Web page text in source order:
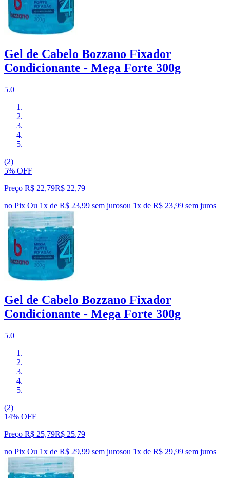
Gel de Cabelo Bozzano Fixador
Condicionante - Mega Forte 300g
5.0
(2)
5% OFF
Preço R$ 22,79R$ 22,79
no Pix Ou 1x de R$ 23,99 sem jurosou 1x de R$ 23,99 sem juros
Gel de Cabelo Bozzano Fixador
Condicionante - Mega Forte 300g
5.0
(2)
14% OFF
Preço R$ 25,79R$ 25,79
no Pix Ou 1x de R$ 29,99 sem jurosou 1x de R$ 29,99 sem juros